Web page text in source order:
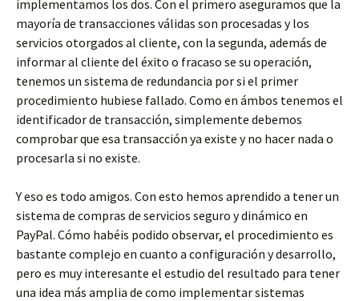
implementamos los dos. Con el primero aseguramos que la
mayoría de transacciones válidas son procesadas y los
servicios otorgados al cliente, con la segunda, además de
informar al cliente del éxito o fracaso se su operación,
tenemos un sistema de redundancia por si el primer
procedimiento hubiese fallado. Como en ámbos tenemos el
identificador de transacción, simplemente debemos
comprobar que esa transacción ya existe y no hacer nada o
procesarla si no existe.
Y eso es todo amigos. Con esto hemos aprendido a tener un
sistema de compras de servicios seguro y dinámico en
PayPal. Cómo habéis podido observar, el procedimiento es
bastante complejo en cuanto a configuración y desarrollo,
pero es muy interesante el estudio del resultado para tener
una idea más amplia de como implementar sistemas